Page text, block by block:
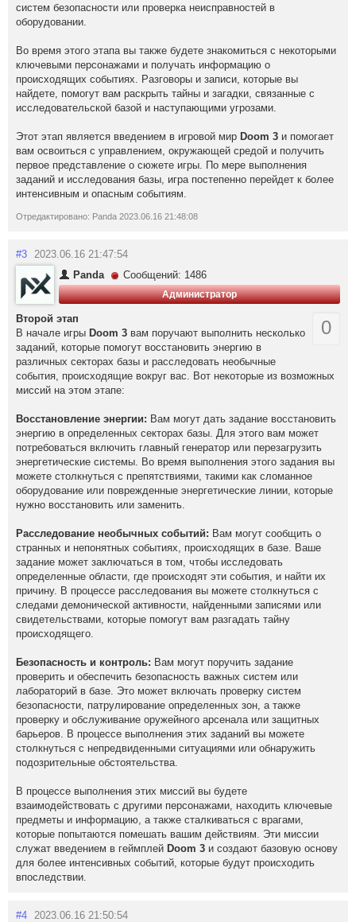
систем безопасности или проверка неисправностей в
оборудовании.
Во время этого этапа вы также будете знакомиться с некоторыми
ключевыми персонажами и получать информацию о
происходящих событиях. Разговоры и записи, которые вы
найдете, помогут вам раскрыть тайны и загадки, связанные с
исследовательской базой и наступающими угрозами.
Этот этап является введением в игровой мир Doom 3 и помогает
вам освоиться с управлением, окружающей средой и получить
первое представление о сюжете игры. По мере выполнения
заданий и исследования базы, игра постепенно перейдет к более
интенсивным и опасным событиям.
Отредактировано: Panda 2023.06.16 21:48:08
#3 2023.06.16 21:47:54
Panda
Сообщений: 1486
Администратор
0
Второй этап
В начале игры Doom 3 вам поручают выполнить несколько
заданий, которые помогут восстановить энергию в
различных секторах базы и расследовать необычные
события, происходящие вокруг вас. Вот некоторые из возможных
миссий на этом этапе:
Восстановление энергии: Вам могут дать задание восстановить
энергию в определенных секторах базы. Для этого вам может
потребоваться включить главный генератор или перезагрузить
энергетические системы. Во время выполнения этого задания вы
можете столкнуться с препятствиями, такими как сломанное
оборудование или поврежденные энергетические линии, которые
нужно восстановить или заменить.
Расследование необычных событий: Вам могут сообщить о
странных и непонятных событиях, происходящих в базе. Ваше
задание может заключаться в том, чтобы исследовать
определенные области, где происходят эти события, и найти их
причину. В процессе расследования вы можете столкнуться с
следами демонической активности, найденными записями или
свидетельствами, которые помогут вам разгадать тайну
происходящего.
Безопасность и контроль: Вам могут поручить задание
проверить и обеспечить безопасность важных систем или
лабораторий в базе. Это может включать проверку систем
безопасности, патрулирование определенных зон, а также
проверку и обслуживание оружейного арсенала или защитных
барьеров. В процессе выполнения этих заданий вы можете
столкнуться с непредвиденными ситуациями или обнаружить
подозрительные обстоятельства.
В процессе выполнения этих миссий вы будете
взаимодействовать с другими персонажами, находить ключевые
предметы и информацию, а также сталкиваться с врагами,
которые попытаются помешать вашим действиям. Эти миссии
служат введением в геймплей Doom 3 и создают базовую основу
для более интенсивных событий, которые будут происходить
впоследствии.
#4 2023.06.16 21:50:54